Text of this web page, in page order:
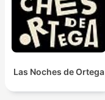
Las Noches de Ortega